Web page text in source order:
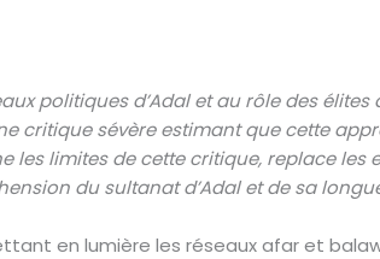
politiques d’Adal et au rôle des
critique sévère estimant que cette
limites de cette critique, replace les
du sultanat d’Adal et de sa
en lumière les réseaux afar et